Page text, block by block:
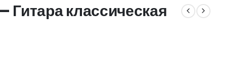
Гитара классическая